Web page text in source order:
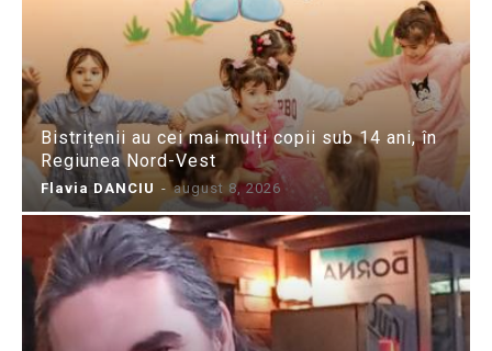
Bistrițenii au cei mai mulți copii sub 14 ani, în
Regiunea Nord-Vest
Flavia DANCIU - august 8, 2026